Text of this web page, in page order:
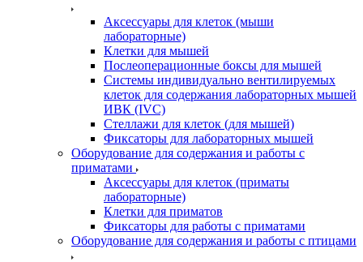
Аксессуары для клеток (мыши
лабораторные)
Клетки для мышей
Послеоперационные боксы для мышей
Системы индивидуально вентилируемых
клеток для содержания лабораторных мышей
ИВК (IVC)
Стеллажи для клеток (для мышей)
Фиксаторы для лабораторных мышей
Оборудование для содержания и работы с
приматами
Аксессуары для клеток (приматы
лабораторные)
Клетки для приматов
Фиксаторы для работы с приматами
Оборудование для содержания и работы с птицами